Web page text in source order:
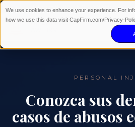
We use cookies to enhance your experience. For
how we use this data visit CapFirm.com/Privacy-
PERSONAL
Conozca sus
casos de abusos